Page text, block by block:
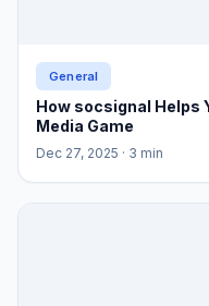
General
How socsignal Helps
Media Game
Dec 27, 2025 · 3 min